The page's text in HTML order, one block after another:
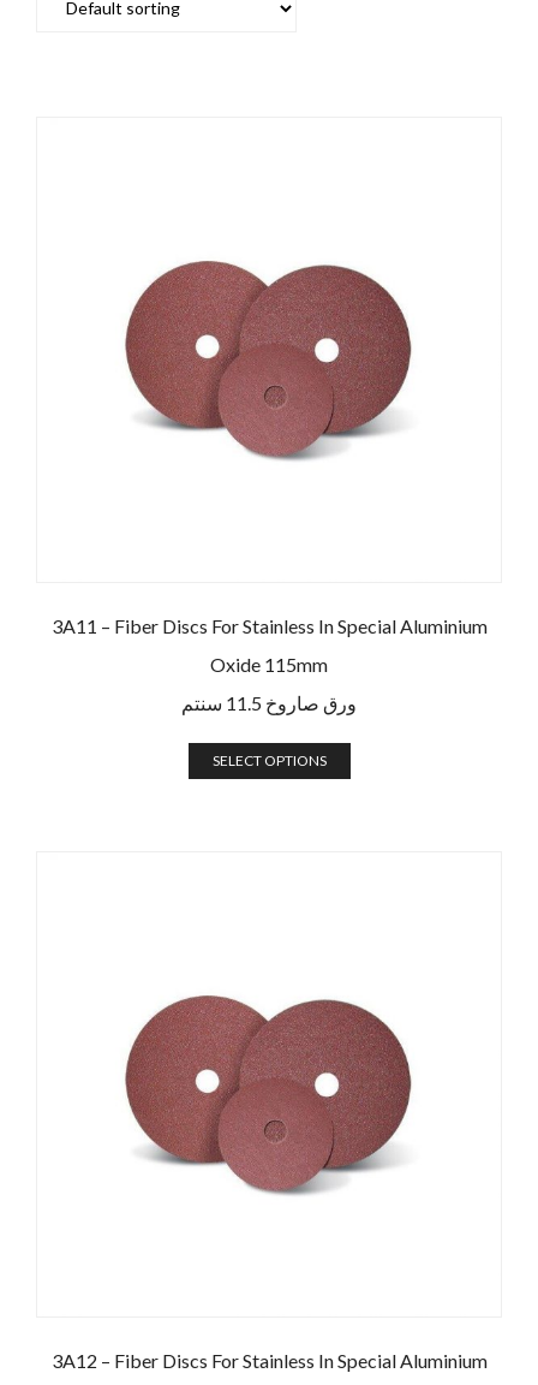
3A11 – Fiber Discs For Stainless In Special Aluminium
Oxide 115mm
ورق صاروخ 11.5 سنتم
SELECT OPTIONS
3A12 – Fiber Discs For Stainless In Special Aluminium